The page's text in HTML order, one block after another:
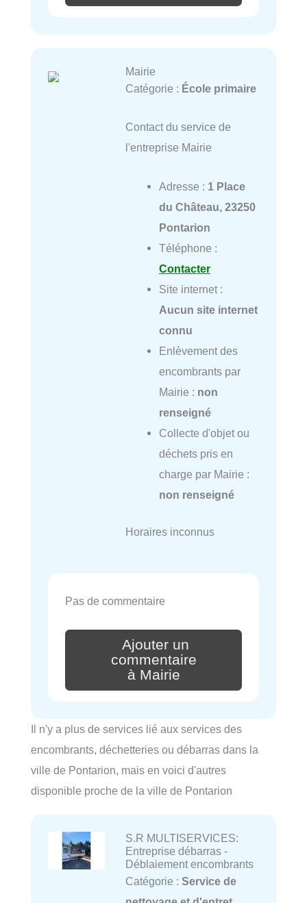
Mairie
Catégorie : École primaire
Contact du service de
l'entreprise Mairie
Adresse : 1 Place
du Château, 23250
Pontarion
Téléphone :
Contacter
Site internet :
Aucun site internet
connu
Enlèvement des
encombrants par
Mairie : non
renseigné
Collecte d'objet ou
déchets pris en
charge par Mairie :
non renseigné
Horaires inconnus
Pas de commentaire
Ajouter un
commentaire
à Mairie
Il n'y a plus de services lié aux services des
encombrants, déchetteries ou débarras dans la
ville de Pontarion, mais en voici d'autres
disponible proche de la ville de Pontarion
S.R MULTISERVICES:
Entreprise débarras -
Déblaiement encombrants
Catégorie : Service de